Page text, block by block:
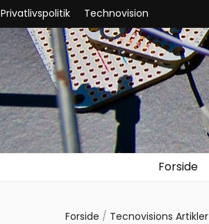
Privatlivspolitik Technovision
Forside
Forside / Tecnovisions Artikler